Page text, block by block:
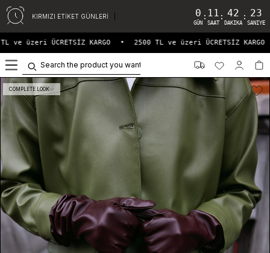
KIRMIZI ETİKET GÜNLERİ 0
GÜN
: 11
SAAT
: 42
DAKIKA
: 23
SANIYE
ve üzeri ÜCRETSİZ KARGO 2500 TL ve üzeri ÜCRETSİZ KARGO
COMPLETE LOOK